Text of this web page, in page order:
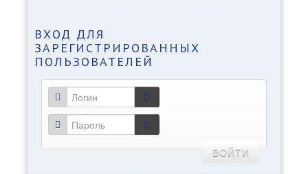
ВХОД ДЛЯ
ЗАРЕГИСТРИРОВАННЫХ
ПОЛЬЗОВАТЕЛЕЙ
ВОЙТИ